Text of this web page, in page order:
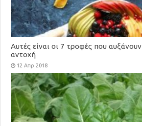
Αυτές είναι οι 7 τροφές που
αντοχή
12 Απρ 2018